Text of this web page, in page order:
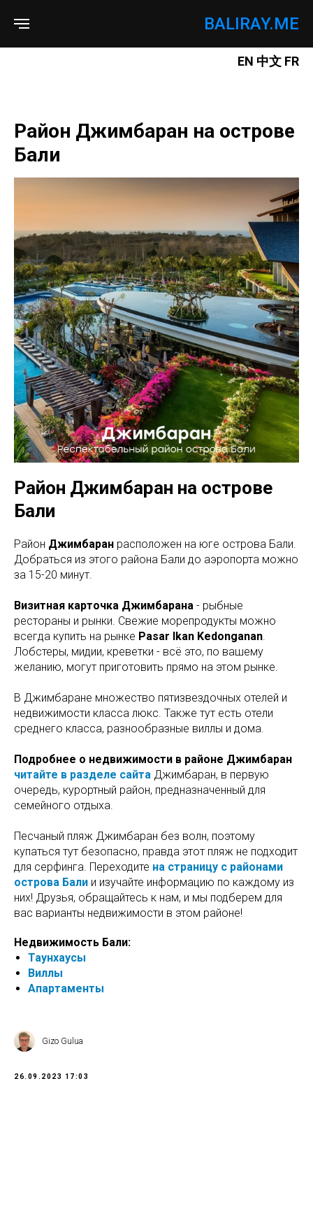
BALIRAY.ME
EN 中文 FR
Район Джимбаран на острове
Бали
Район Джимбаран на острове
Бали
Район Джимбаран расположен на юге острова Бали.
Добраться из этого района Бали до аэропорта можно
за 15-20 минут.
Визитная карточка Джимбарана - рыбные
рестораны и рынки. Свежие морепродукты можно
всегда купить на рынке Pasar Ikan Kedonganan.
Лобстеры, мидии, креветки - всё это, по вашему
желанию, могут приготовить прямо на этом рынке.
В Джимбаране множество пятизвездочных отелей и
недвижимости класса люкс. Также тут есть отели
среднего класса, разнообразные виллы и дома.
Подробнее о недвижимости в районе Джимбаран
читайте в разделе сайта Джимбаран, в первую
очередь, курортный район, предназначенный для
семейного отдыха.
Песчаный пляж Джимбаран без волн, поэтому
купаться тут безопасно, правда этот пляж не подходит
для серфинга. Переходите на страницу с районами
острова Бали и изучайте информацию по каждому из
них! Друзья, обращайтесь к нам, и мы подберем для
вас варианты недвижимости в этом районе!
Недвижимость Бали:
Таунхаусы
Виллы
Апартаменты
Gizo Gulua
26.09.2023 17:03